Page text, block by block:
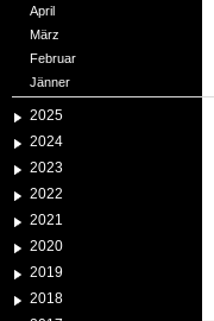
April
März
Februar
Jänner
2025
2024
2023
2022
2021
2020
2019
2018